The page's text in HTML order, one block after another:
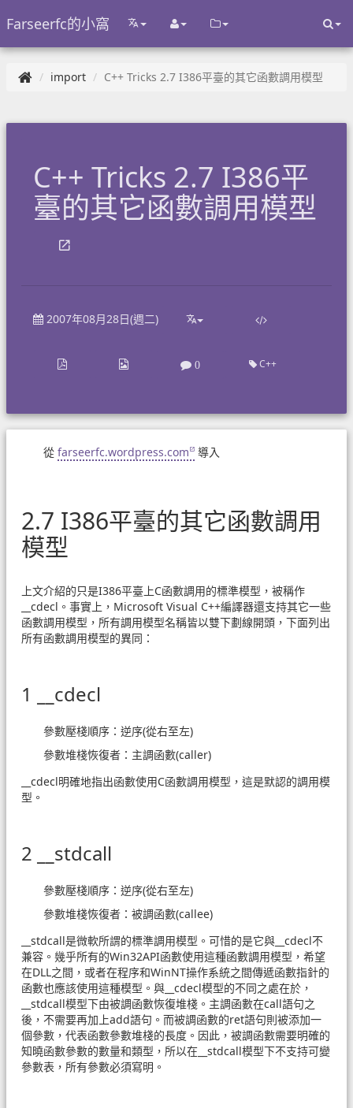
Farseerfc的小窩
import C++ Tricks 2.7 I386平臺的其它函數調用模型
C++ Tricks 2.7 I386平
臺的其它函數調用模型
2007年08月28日(週二)
0 C++
從 farseerfc.wordpress.com 導入
2.7 I386平臺的其它函數調用
模型
上文介紹的只是I386平臺上C函數調用的標準模型，被稱作
__cdecl。事實上，Microsoft Visual C++編譯器還支持其它一些
函數調用模型，所有調用模型名稱皆以雙下劃線開頭，下面列出
所有函數調用模型的異同：
1 __cdecl
參數壓棧順序：逆序(從右至左)
參數堆棧恢復者：主調函數(caller)
__cdecl明確地指出函數使用C函數調用模型，這是默認的調用模
型。
2 __stdcall
參數壓棧順序：逆序(從右至左)
參數堆棧恢復者：被調函數(callee)
__stdcall是微軟所謂的標準調用模型。可惜的是它與__cdecl不
兼容。幾乎所有的Win32API函數使用這種函數調用模型，希望
在DLL之間，或者在程序和WinNT操作系統之間傳遞函數指針的
函數也應該使用這種模型。與__cdecl模型的不同之處在於，
__stdcall模型下由被調函數恢復堆棧。主調函數在call語句之
後，不需要再加上add語句。而被調函數的ret語句則被添加一
個參數，代表函數參數堆棧的長度。因此，被調函數需要明確的
知曉函數參數的數量和類型，所以在__stdcall模型下不支持可變
參數表，所有參數必須寫明。